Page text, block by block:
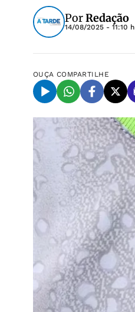
PorRedação
14/08/2025 - 11:10 h
OUÇA COMPARTILHE